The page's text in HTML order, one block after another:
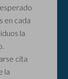
en cada
la
cita
la